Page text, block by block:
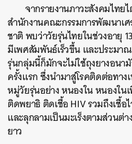
จากรายงานภาวะสังคมไทย
สำนักงานคณะกรรมการพัฒนาเ
ชาติ พบว่าวัยรุ่นไทยในช่วงอายุ
มีเพศสัมพันธ์เร็วขึ้น และประมา
รุ่นกลุ่มนี้ก็มักจะไม่ใช้ถุงยางอนา
ครั้งแรก ซึ่งนำมาสู่โรคติดต่อทา
หมู่วัยรุ่นอย่าง หนองใน หนองใน
ติดพยาธิ ติดเชื้อ HIV รวมถึงเชื้อ
และลุกลามเป็นมะเร็งตามส่วนต่า
ยาว